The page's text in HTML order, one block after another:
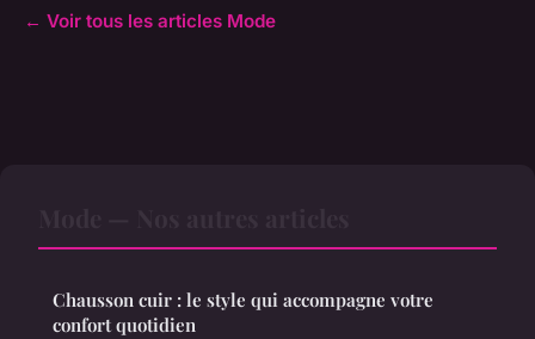
← Voir tous les articles Mode
Chausson cuir : le style qui accompagne votre
confort quotidien